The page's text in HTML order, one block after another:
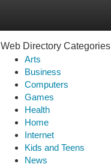
Web Directory Categories
Arts
Business
Computers
Games
Health
Home
Internet
Kids and Teens
News